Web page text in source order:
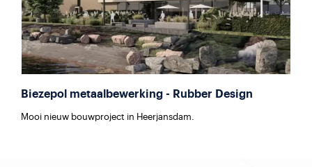
Biezepol metaalbewerking - Rubber Design
Mooi nieuw bouwproject in Heerjansdam.